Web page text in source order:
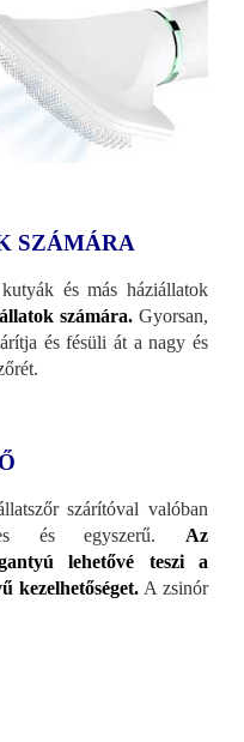
SZÁMÁRA
és más háziállatok
számára.Gyorsan,
és fésüli át a nagy és
szárítóval valóban
és egyszerű.
Az
lehetővé teszi a
kezelhetőséget. A zsinór